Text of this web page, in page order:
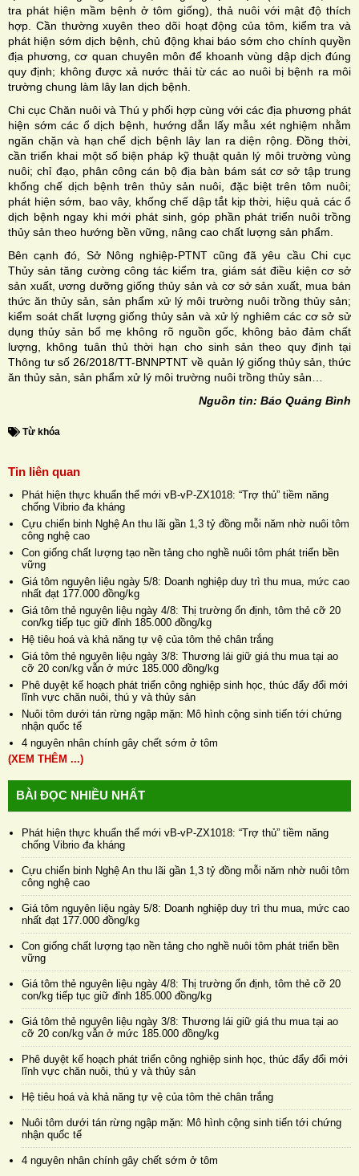
tra phát hiện mầm bệnh ở tôm giống), thả nuôi với mật độ thích
hợp. Cần thường xuyên theo dõi hoạt động của tôm, kiểm tra và
phát hiện sớm dịch bệnh, chủ động khai báo sớm cho chính quyền
địa phương, cơ quan chuyên môn để khoanh vùng dập dịch đúng
quy định; không được xả nước thải từ các ao nuôi bị bệnh ra môi
trường chung làm lây lan dịch bệnh.
Chi cục Chăn nuôi và Thú y phối hợp cùng với các địa phương phát
hiện sớm các ổ dịch bệnh, hướng dẫn lấy mẫu xét nghiệm nhằm
ngăn chặn và hạn chế dịch bệnh lây lan ra diện rộng. Đồng thời,
cần triển khai một số biện pháp kỹ thuật quản lý môi trường vùng
nuôi; chỉ đạo, phân công cán bộ địa bàn bám sát cơ sở tập trung
khống chế dịch bệnh trên thủy sản nuôi, đặc biệt trên tôm nuôi;
phát hiện sớm, bao vây, khống chế dập tắt kịp thời, hiệu quả các ổ
dịch bệnh ngay khi mới phát sinh, góp phần phát triển nuôi trồng
thủy sản theo hướng bền vững, nâng cao chất lượng sản phẩm.
Bên cạnh đó, Sở Nông nghiệp-PTNT cũng đã yêu cầu Chi cục
Thủy sản tăng cường công tác kiểm tra, giám sát điều kiện cơ sở
sản xuất, ương dưỡng giống thủy sản và cơ sở sản xuất, mua bán
thức ăn thủy sản, sản phẩm xử lý môi trường nuôi trồng thủy sản;
kiểm soát chất lượng giống thủy sản và xử lý nghiêm các cơ sở sử
dụng thủy sản bố mẹ không rõ nguồn gốc, không bảo đảm chất
lượng, không tuân thủ thời hạn cho sinh sản theo quy định tại
Thông tư số 26/2018/TT-BNNPTNT về quản lý giống thủy sản, thức
ăn thủy sản, sản phẩm xử lý môi trường nuôi trồng thủy sản…
Nguồn tin: Báo Quảng Bình
Từ khóa
Tin liên quan
Phát hiện thực khuẩn thể mới vB-vP-ZX1018: “Trợ thủ” tiềm năng
chống Vibrio đa kháng
Cựu chiến binh Nghệ An thu lãi gần 1,3 tỷ đồng mỗi năm nhờ nuôi tôm
công nghệ cao
Con giống chất lượng tạo nền tảng cho nghề nuôi tôm phát triển bền
vững
Giá tôm nguyên liệu ngày 5/8: Doanh nghiệp duy trì thu mua, mức cao
nhất đạt 177.000 đồng/kg
Giá tôm thẻ nguyên liệu ngày 4/8: Thị trường ổn định, tôm thẻ cỡ 20
con/kg tiếp tục giữ đỉnh 185.000 đồng/kg
Hệ tiêu hoá và khả năng tự vệ của tôm thẻ chân trắng
Giá tôm thẻ nguyên liệu ngày 3/8: Thương lái giữ giá thu mua tại ao
cỡ 20 con/kg vẫn ở mức 185.000 đồng/kg
Phê duyệt kế hoạch phát triển công nghiệp sinh học, thúc đẩy đổi mới
lĩnh vực chăn nuôi, thú y và thủy sản
Nuôi tôm dưới tán rừng ngập mặn: Mô hình cộng sinh tiến tới chứng
nhận quốc tế
4 nguyên nhân chính gây chết sớm ở tôm
(XEM THÊM ...)
BÀI ĐỌC NHIỀU NHẤT
Phát hiện thực khuẩn thể mới vB-vP-ZX1018: “Trợ thủ” tiềm năng
chống Vibrio đa kháng
Cựu chiến binh Nghệ An thu lãi gần 1,3 tỷ đồng mỗi năm nhờ nuôi tôm
công nghệ cao
Giá tôm nguyên liệu ngày 5/8: Doanh nghiệp duy trì thu mua, mức cao
nhất đạt 177.000 đồng/kg
Con giống chất lượng tạo nền tảng cho nghề nuôi tôm phát triển bền
vững
Giá tôm thẻ nguyên liệu ngày 4/8: Thị trường ổn định, tôm thẻ cỡ 20
con/kg tiếp tục giữ đỉnh 185.000 đồng/kg
Giá tôm thẻ nguyên liệu ngày 3/8: Thương lái giữ giá thu mua tại ao
cỡ 20 con/kg vẫn ở mức 185.000 đồng/kg
Phê duyệt kế hoạch phát triển công nghiệp sinh học, thúc đẩy đổi mới
lĩnh vực chăn nuôi, thú y và thủy sản
Hệ tiêu hoá và khả năng tự vệ của tôm thẻ chân trắng
Nuôi tôm dưới tán rừng ngập mặn: Mô hình cộng sinh tiến tới chứng
nhận quốc tế
4 nguyên nhân chính gây chết sớm ở tôm